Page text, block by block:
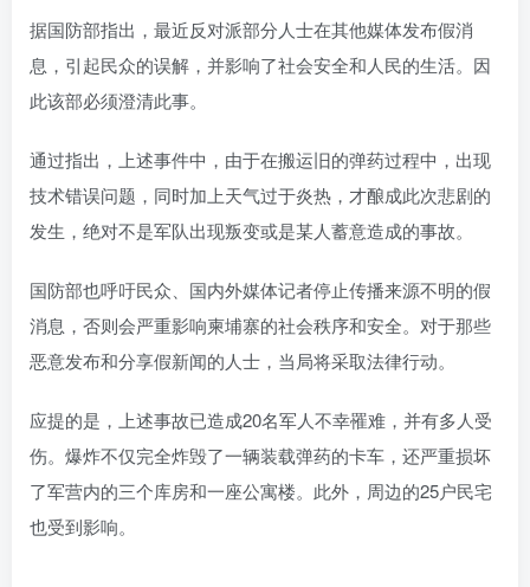
据国防部指出，最近反对派部分人士在其他媒体发布假消
息，引起民众的误解，并影响了社会安全和人民的生活。因
此该部必须澄清此事。
通过指出，上述事件中，由于在搬运旧的弹药过程中，出现
技术错误问题，同时加上天气过于炎热，才酿成此次悲剧的
发生，绝对不是军队出现叛变或是某人蓄意造成的事故。
国防部也呼吁民众、国内外媒体记者停止传播来源不明的假
消息，否则会严重影响柬埔寨的社会秩序和安全。对于那些
恶意发布和分享假新闻的人士，当局将采取法律行动。
应提的是，上述事故已造成20名军人不幸罹难，并有多人受
伤。爆炸不仅完全炸毁了一辆装载弹药的卡车，还严重损坏
了军营内的三个库房和一座公寓楼。此外，周边的25户民宅
也受到影响。